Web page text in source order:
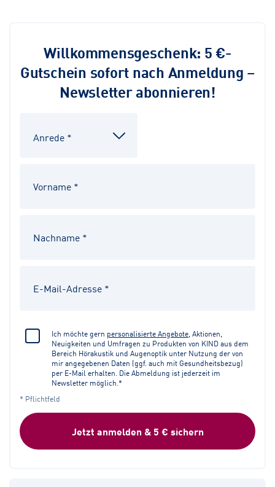
Willkommensgeschenk: 5 €-
Gutschein sofort nach Anmeldung –
Newsletter abonnieren!
Ich möchte gern personalisierte Angebote , Aktionen,
Neuigkeiten und Umfragen zu Produkten von KIND aus dem
Bereich Hörakustik und Augenoptik unter Nutzung der von
mir angegebenen Daten (ggf. auch mit Gesundheitsbezug)
per E-Mail erhalten. Die Abmeldung ist jederzeit im
Newsletter möglich.*
* Pflichtfeld
Jetzt anmelden & 5 € sichern